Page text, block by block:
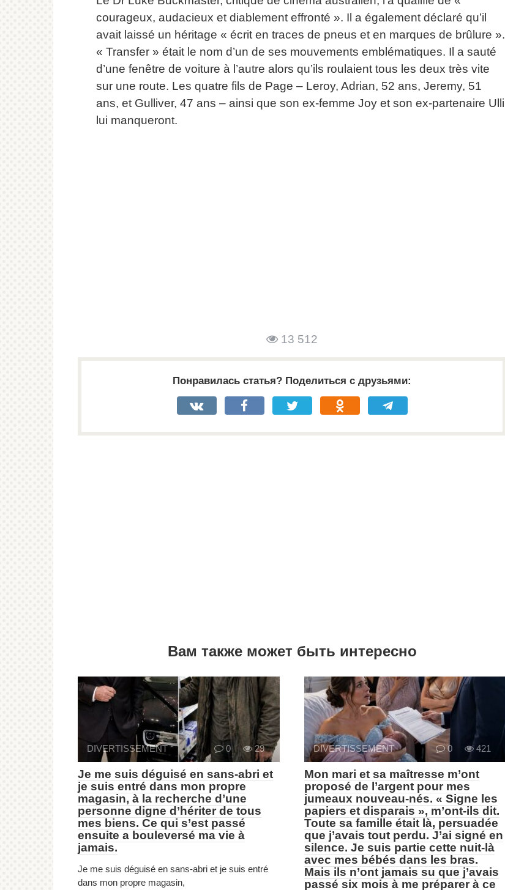
courageux, audacieux et diablement effronté ». Il a également déclaré qu’il
avait laissé un héritage « écrit en traces de pneus et en marques de brûlure ».
« Transfer » était le nom d’un de ses mouvements emblématiques. Il a sauté
d’une fenêtre de voiture à l’autre alors qu’ils roulaient tous les deux très vite
sur une route. Les quatre fils de Page – Leroy, Adrian, 52 ans, Jeremy, 51
ans, et Gulliver, 47 ans – ainsi que son ex-femme Joy et son ex-partenaire Ulli
lui manqueront.
13 512
Понравилась статья? Поделиться с друзьями:
Вам также может быть интересно
DIVERTISSEMENT 0 29
Je me suis déguisé en sans-abri et
je suis entré dans mon propre
magasin, à la recherche d’une
personne digne d’hériter de tous
mes biens. Ce qui s’est passé
ensuite a bouleversé ma vie à
jamais.
Je me suis déguisé en sans-abri et je suis entré
dans mon propre magasin,
DIVERTISSEMENT 0 421
Mon mari et sa maîtresse m’ont
proposé de l’argent pour mes
jumeaux nouveau-nés. « Signe les
papiers et disparais », m’ont-ils dit.
Toute sa famille était là, persuadée
que j’avais tout perdu. J’ai signé en
silence. Je suis partie cette nuit-là
avec mes bébés dans les bras.
Mais ils n’ont jamais su que j’avais
passé six mois à me préparer à ce